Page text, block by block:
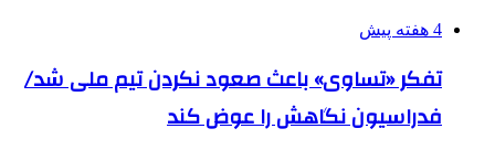
4 هفته پیش
تفکر «تساوی» باعث صعود نکردن تیم ملی شد/
فدراسیون نگاهش را عوض کند